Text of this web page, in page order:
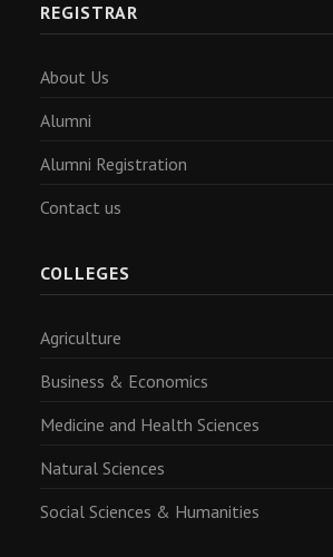
REGISTRAR
About Us
Alumni
Alumni Registration
Contact us
COLLEGES
Agriculture
Business & Economics
Medicine and Health Sciences
Natural Sciences
Social Sciences & Humanities